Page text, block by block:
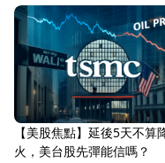
【美股焦點】延後5天不算
火，美台股先彈能信嗎？